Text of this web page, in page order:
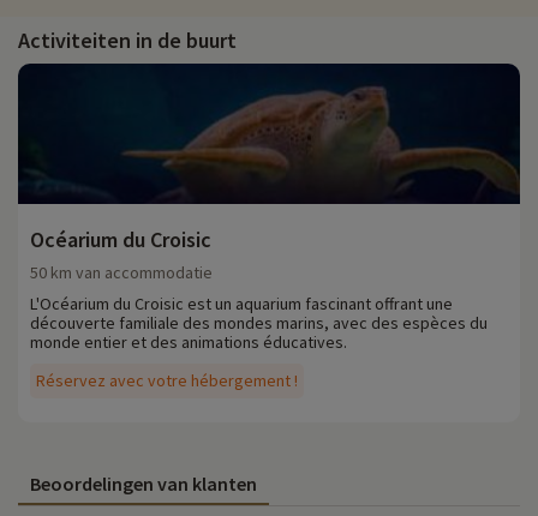
Activiteiten in de buurt
Océarium du Croisic
Réservez avec votre hébergement !
50 km van accommodatie
L'Océarium du Croisic est un aquarium fascinant offrant une
découverte familiale des mondes marins, avec des espèces du
monde entier et des animations éducatives.
Beoordelingen van klanten